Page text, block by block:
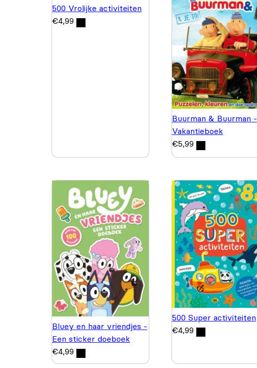
500 Vrolijke activiteiten
€4,99
Buurman & Buurman -
Vakantieboek
€5,99
Bluey en haar vriendjes -
Een sticker doeboek
€4,99
500 Super activiteiten
€4,99